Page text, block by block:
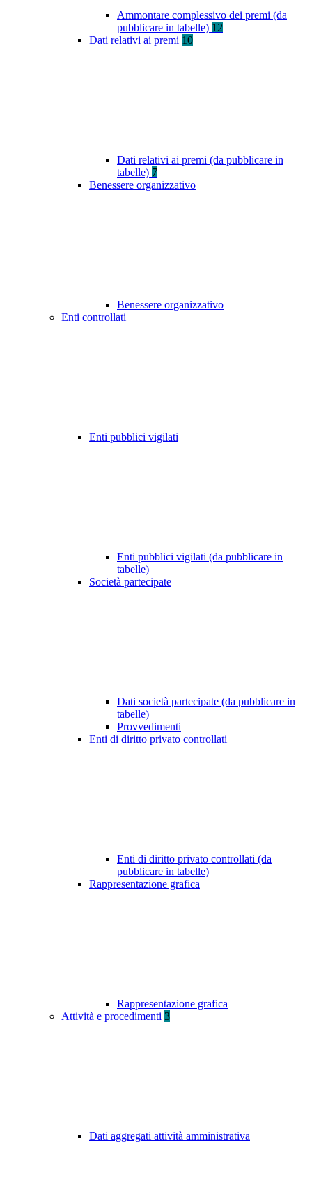
Ammontare complessivo dei premi (da
pubblicare in tabelle) 12
Dati relativi ai premi 10
Dati relativi ai premi (da pubblicare in
tabelle) 7
Benessere organizzativo
Benessere organizzativo
Enti controllati
Enti pubblici vigilati
Enti pubblici vigilati (da pubblicare in
tabelle)
Società partecipate
Dati società partecipate (da pubblicare in
tabelle)
Provvedimenti
Enti di diritto privato controllati
Enti di diritto privato controllati (da
pubblicare in tabelle)
Rappresentazione grafica
Rappresentazione grafica
Attività e procedimenti 3
Dati aggregati attività amministrativa